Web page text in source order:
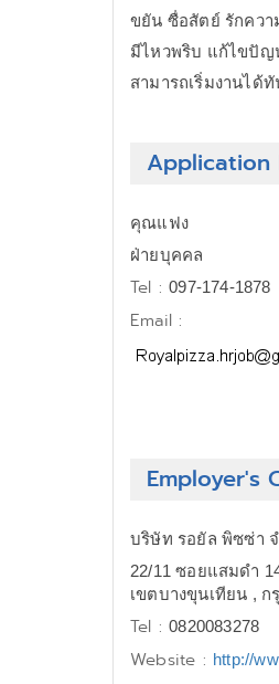
ขยัน ซื่อสัตย์ รักควา
มีไหวพริบ แก้ไขปัญ
สามารถเริ่มงานได้
Application
คุณแฟง
ฝ่ายบุคคล
Tel :097-174-1878
Email :
Employer's
บริษัท รอยัล พิซซ่า
22/11 ซอยแสมดำ
เขตบางขุนเทียน , ก
Tel :0820083278
Website : http://